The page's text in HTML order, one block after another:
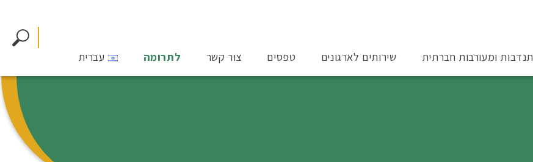
ומעורבות חברתית שירותים לארגונים טפסים צור קשר לתרומה עברית